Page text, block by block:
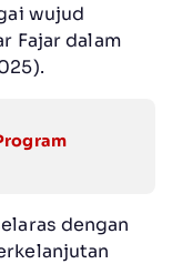
wujud
Fajar dalam
dengan